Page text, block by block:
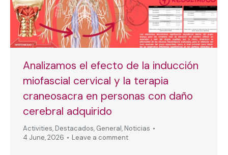
Analizamos el efecto de la inducción
miofascial cervical y la terapia
craneosacra en personas con daño
cerebral adquirido
Activities, Destacados, General, Noticias
4 June, 2026
Leave a comment